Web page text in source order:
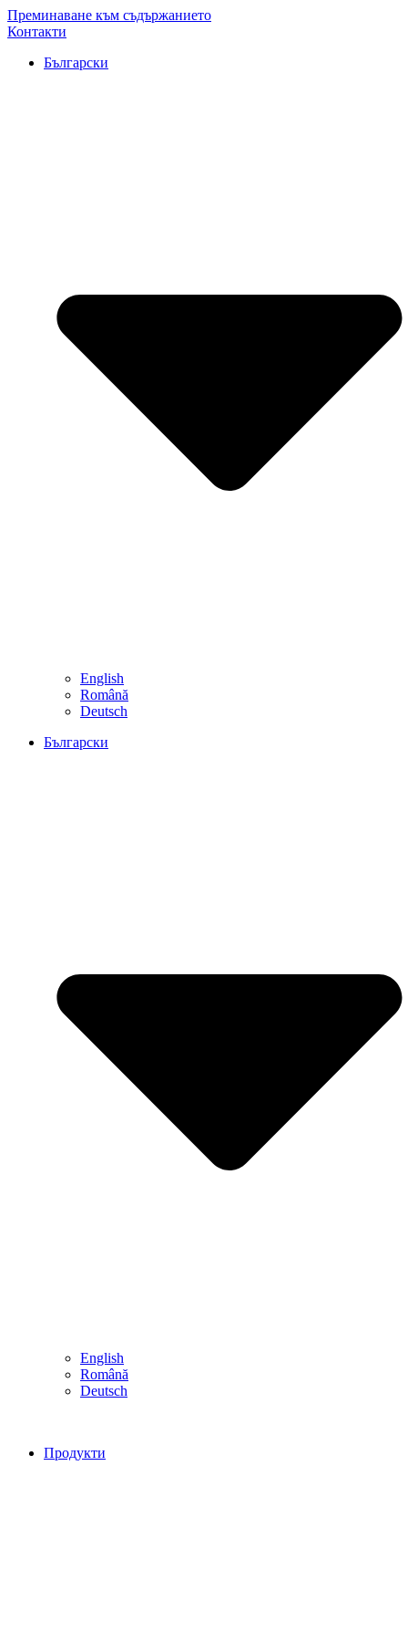
Преминаване към съдържанието
Контакти
Български
English
Română
Deutsch
Български
English
Română
Deutsch
Продукти